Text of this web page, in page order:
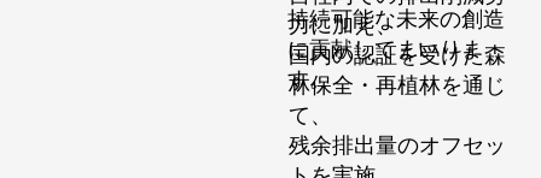
持続可能な未来の創造
に貢献してまいりま
す。
力に加え、
国内の認証を受けた森
林保全・再植林を通じ
て、
残余排出量のオフセッ